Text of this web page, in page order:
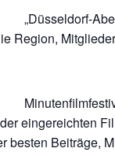
Region,
eingereichten
besten Beiträge,